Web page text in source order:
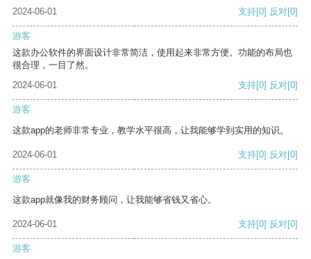
2024-06-01 支持[0] 反对[0]
游客
这款办公软件的界面设计非常简洁，使用起来非常方便。功能的布局也
很合理，一目了然。
2024-06-01
支持[0] 反对[0]
游客
这款app的老师非常专业，教学水平很高，让我能够学到实用的知识。
2024-06-01 支持[0] 反对[0]
游客
这款app就像我的财务顾问，让我能够省钱又省心。
2024-06-01 支持[0] 反对[0]
游客